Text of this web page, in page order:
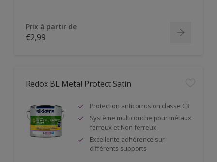
Prix à partir de
€2,99
Redox BL Metal Protect Satin
Protection anticorrosion classe C3
Système multicouche pour métaux
ferreux et Non ferreux
Excellente adhérence sur
différents supports